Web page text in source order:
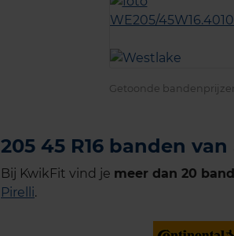
Getoonde
205 45 R16 banden
Bij KwikFit vind je meer dan 20
Pirelli.